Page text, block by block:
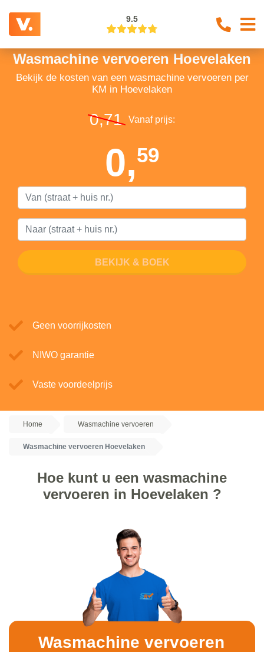
9.5
Wasmachine vervoeren Hoevelaken
Bekijk de kosten van een wasmachine vervoeren per
KM in Hoevelaken
0,71 Vanaf prijs:
0,59
BEKIJK & BOEK
Geen voorrijkosten
NIWO garantie
Vaste voordeelprijs
Home Wasmachine vervoeren
Wasmachine vervoeren Hoevelaken
Hoe kunt u een wasmachine
vervoeren in Hoevelaken ?
Wasmachine vervoeren